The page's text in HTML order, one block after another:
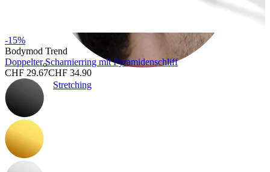
Stretching
Shoppe Titan
-15%
Bodymod Trend
Doppelter Scharnierring mit Pyramidenschliff
CHF 29.67CHF 34.90